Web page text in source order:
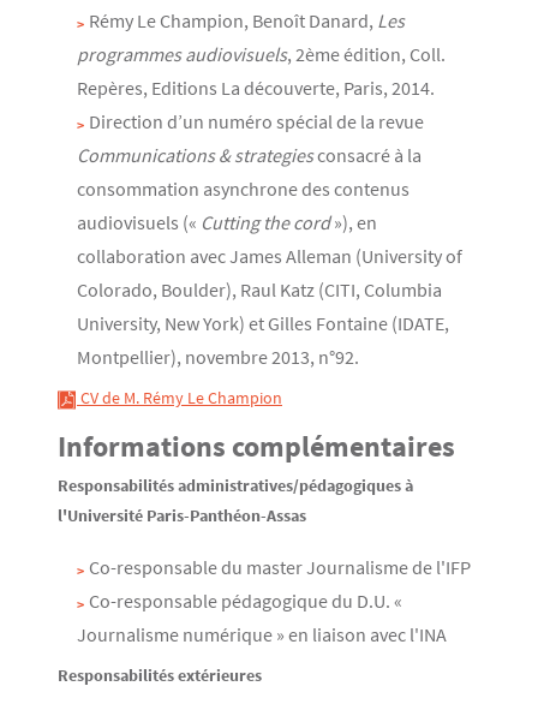
Rémy Le Champion, Benoît Danard, Les
programmes audiovisuels, 2ème édition, Coll.
Repères, Editions La découverte, Paris, 2014.
Direction d’un numéro spécial de la revue
Communications & strategiesconsacré à la
consommation asynchrone des contenus
audiovisuels (« Cutting the cord»), en
collaboration avec James Alleman (University of
Colorado, Boulder), Raul Katz (CITI, Columbia
University, New York) et Gilles Fontaine (IDATE,
Montpellier), novembre 2013, n°92.
CV de M. Rémy Le Champion
Informations complémentaires
Responsabilités administratives/pédagogiques à
l'Université Paris-Panthéon-Assas
Co-responsable du master Journalisme de l'IFP
Co-responsable pédagogique du D.U. «
Journalisme numérique » en liaison avec l'INA
Responsabilités extérieures